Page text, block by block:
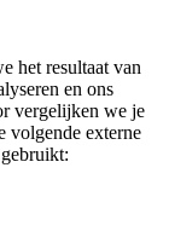
het resultaat van
en ons
vergelijken we je
volgende externe